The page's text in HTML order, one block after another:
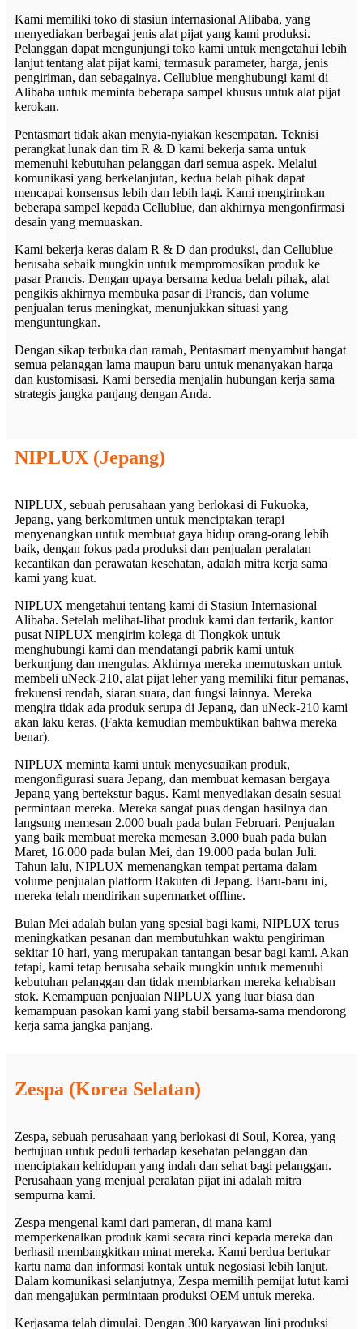
Kami memiliki toko di stasiun internasional Alibaba, yang
menyediakan berbagai jenis alat pijat yang kami produksi.
Pelanggan dapat mengunjungi toko kami untuk mengetahui lebih
lanjut tentang alat pijat kami, termasuk parameter, harga, jenis
pengiriman, dan sebagainya. Cellublue menghubungi kami di
Alibaba untuk meminta beberapa sampel khusus untuk alat pijat
kerokan.
Pentasmart tidak akan menyia-nyiakan kesempatan. Teknisi
perangkat lunak dan tim R & D kami bekerja sama untuk
memenuhi kebutuhan pelanggan dari semua aspek. Melalui
komunikasi yang berkelanjutan, kedua belah pihak dapat
mencapai konsensus lebih dan lebih lagi. Kami mengirimkan
beberapa sampel kepada Cellublue, dan akhirnya mengonfirmasi
desain yang memuaskan.
Kami bekerja keras dalam R & D dan produksi, dan Cellublue
berusaha sebaik mungkin untuk mempromosikan produk ke
pasar Prancis. Dengan upaya bersama kedua belah pihak, alat
pengikis akhirnya membuka pasar di Prancis, dan volume
penjualan terus meningkat, menunjukkan situasi yang
menguntungkan.
Dengan sikap terbuka dan ramah, Pentasmart menyambut hangat
semua pelanggan lama maupun baru untuk menanyakan harga
dan kustomisasi. Kami bersedia menjalin hubungan kerja sama
strategis jangka panjang dengan Anda.
NIPLUX (Jepang)
NIPLUX, sebuah perusahaan yang berlokasi di Fukuoka,
Jepang, yang berkomitmen untuk menciptakan terapi
menyenangkan untuk membuat gaya hidup orang-orang lebih
baik, dengan fokus pada produksi dan penjualan peralatan
kecantikan dan perawatan kesehatan, adalah mitra kerja sama
kami yang kuat.
NIPLUX mengetahui tentang kami di Stasiun Internasional
Alibaba. Setelah melihat-lihat produk kami dan tertarik, kantor
pusat NIPLUX mengirim kolega di Tiongkok untuk
menghubungi kami dan mendatangi pabrik kami untuk
berkunjung dan mengulas. Akhirnya mereka memutuskan untuk
membeli uNeck-210, alat pijat leher yang memiliki fitur pemanas,
frekuensi rendah, siaran suara, dan fungsi lainnya. Mereka
mengira tidak ada produk serupa di Jepang, dan uNeck-210 kami
akan laku keras. (Fakta kemudian membuktikan bahwa mereka
benar).
NIPLUX meminta kami untuk menyesuaikan produk,
mengonfigurasi suara Jepang, dan membuat kemasan bergaya
Jepang yang bertekstur bagus. Kami menyediakan desain sesuai
permintaan mereka. Mereka sangat puas dengan hasilnya dan
langsung memesan 2.000 buah pada bulan Februari. Penjualan
yang baik membuat mereka memesan 3.000 buah pada bulan
Maret, 16.000 pada bulan Mei, dan 19.000 pada bulan Juli.
Tahun lalu, NIPLUX memenangkan tempat pertama dalam
volume penjualan platform Rakuten di Jepang. Baru-baru ini,
mereka telah mendirikan supermarket offline.
Bulan Mei adalah bulan yang spesial bagi kami, NIPLUX terus
meningkatkan pesanan dan membutuhkan waktu pengiriman
sekitar 10 hari, yang merupakan tantangan besar bagi kami. Akan
tetapi, kami tetap berusaha sebaik mungkin untuk memenuhi
kebutuhan pelanggan dan tidak membiarkan mereka kehabisan
stok. Kemampuan penjualan NIPLUX yang luar biasa dan
kemampuan pasokan kami yang stabil bersama-sama mendorong
kerja sama jangka panjang.
Zespa (Korea Selatan)
Zespa, sebuah perusahaan yang berlokasi di Soul, Korea, yang
bertujuan untuk peduli terhadap kesehatan pelanggan dan
menciptakan kehidupan yang indah dan sehat bagi pelanggan.
Perusahaan yang menjual peralatan pijat ini adalah mitra
sempurna kami.
Zespa mengenal kami dari pameran, di mana kami
memperkenalkan produk kami secara rinci kepada mereka dan
berhasil membangkitkan minat mereka. Kami berdua bertukar
kartu nama dan informasi kontak untuk negosiasi lebih lanjut.
Dalam komunikasi selanjutnya, Zespa memilih pemijat lutut kami
dan mengajukan permintaan produksi OEM untuk mereka.
Kerjasama telah dimulai. Dengan 300 karyawan lini produksi